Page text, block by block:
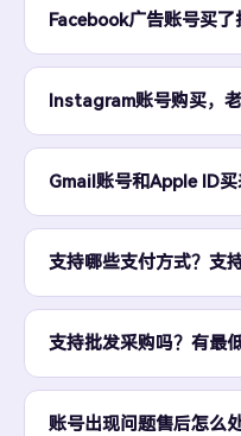
Facebook广告账号买了
Instagram账号购买，
Gmail账号和Apple ID买
支持哪些支付方式？支
支持批发采购吗？有最
账号出现问题售后怎么